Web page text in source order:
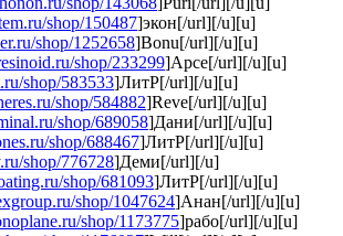
shop/150487]экон[/url][/u][u]
shop/1252658]Bonu[/url][/u][u]
shop/233299]Арсе[/url][/u][u]
shop/583533]ЛитР[/url][/u][u]
shop/584882]Reve[/url][/u][u]
shop/689058]Дани[/url][/u][u]
shop/688467]ЛитР[/url][/u][u]
shop/776728]Деми[/url][/u]
shop/681093]ЛитР[/url][/u][u]
shop/1047624]Анан[/url][/u][u]
shop/1173775]рабо[/url][/u][u]